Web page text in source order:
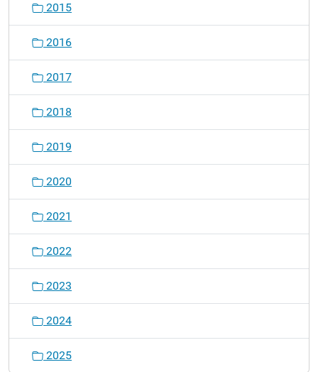
2015
2016
2017
2018
2019
2020
2021
2022
2023
2024
2025